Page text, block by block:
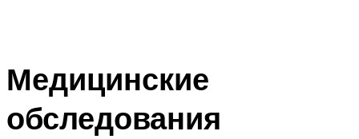
Медицинские
обследования